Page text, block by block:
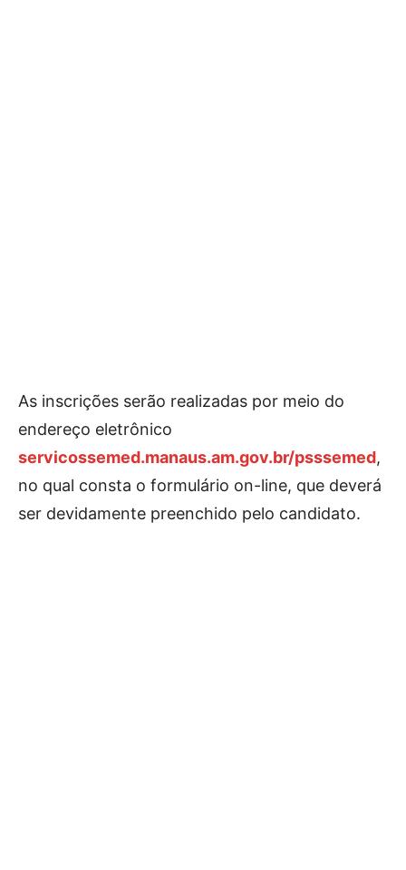
As inscrições serão realizadas por meio do
endereço eletrônico
servicossemed.manaus.am.gov.br/psssemed,
no qual consta o formulário on-line, que deverá
ser devidamente preenchido pelo candidato.